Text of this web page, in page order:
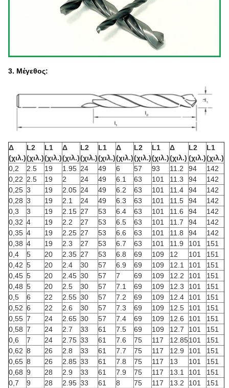
3. Μέγεθος:
Δ
(χιλ.)
L2
(χιλ.)
L1
(χιλ.)
Δ
(χιλ.)
L2
(χιλ.)
L1
(χιλ.)
Δ
(χιλ.)
L2
(χιλ.)
L1
(χιλ.)
Δ
(χιλ.)
L2
(χιλ.)
L1
(χιλ.)
0,2
2.5 19 1.95 24 49 6 57 93 11.2 94
142
0,22 2.5 19 2 24 49 6.1 63 101 11.3 94
142
0,25 3 19 2.05 24 49 6.2 63 101 11.4 94
142
0,28 3 19 2.1 24 49 6.3 63 101 11.5 94
142
0,3
3 19 2.15 27 53 6.4 63 101 11.6 94
142
0,32 4 19 2.2 27 53 6.5 63 101 11.7 94
142
0,35 4 19 2.25 27 53 6.6 63 101 11.8 94
142
0,38 4 19 2.3 27 53 6.7 63 101 11.9 101
151
0,4
5 20 2.35 27 53 6.8 69 109 12 101
151
0,42 5 20 2.4 30 57 6.9 69 109 12.1 101
151
0,45 5 20 2.45 30 57 7 69 109 12.2 101
151
0,48 5 20 2.5 30 57 7.1 69 109 12.3 101
151
0,5
6 22 2.55 30 57 7.2 69 109 12.4 101
151
0,52 6 22 2.6 30 57 7.3 69 109 12.5 101
151
0,55 7 24 2.65 30 57 7.4 69 109 12.6 101
151
0,58 7 24 2.7 33 61 7.5 69 109 12.7 101
151
0,6
7 24 2.75 33 61 7.6 75 117 12.85101
151
0,62 8 26 2.8 33 61 7.7 75 117 12.9 101
151
0,65 8 26 2.85 33 61 7.8 75 117 13 101
151
0,68 9 28 2.9 33 61 7.9 75 117 13.1 101
151
0,7
9 28 2.95 33 61 8 75 117 13.2 101
151